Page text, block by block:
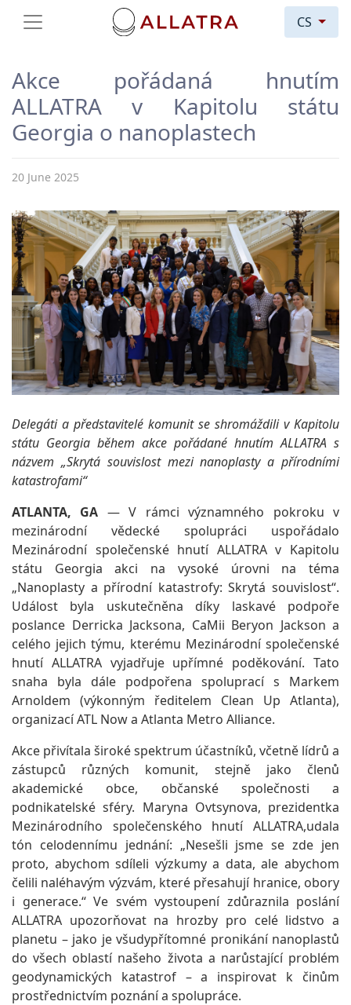
CS
Akce pořádaná hnutím
ALLATRA v Kapitolu státu
Georgia o nanoplastech
20 June 2025
Delegáti a představitelé komunit se shromáždili v Kapitolu
státu Georgia během akce pořádané hnutím ALLATRA s
názvem „Skrytá souvislost mezi nanoplasty a přírodními
katastrofami“
ATLANTA, GA — V rámci významného pokroku v
mezinárodní vědecké spolupráci uspořádalo
Mezinárodní společenské hnutí ALLATRA v Kapitolu
státu Georgia akci na vysoké úrovni na téma
„Nanoplasty a přírodní katastrofy: Skrytá souvislost“.
Událost byla uskutečněna díky laskavé podpoře
poslance Derricka Jacksona, CaMii Beryon Jackson a
celého jejich týmu, kterému Mezinárodní společenské
hnutí ALLATRA vyjadřuje upřímné poděkování. Tato
snaha byla dále podpořena spoluprací s Markem
Arnoldem (výkonným ředitelem Clean Up Atlanta),
organizací ATL Now a Atlanta Metro Alliance.
Akce přivítala široké spektrum účastníků, včetně lídrů a
zástupců různých komunit, stejně jako členů
akademické obce, občanské společnosti a
podnikatelské sféry. Maryna Ovtsynova, prezidentka
Mezinárodního společenského hnutí ALLATRA,udala
tón celodennímu jednání: „Nesešli jsme se zde jen
proto, abychom sdíleli výzkumy a data, ale abychom
čelili naléhavým výzvám, které přesahují hranice, obory
i generace.“ Ve svém vystoupení zdůraznila poslání
ALLATRA upozorňovat na hrozby pro celé lidstvo a
planetu – jako je všudypřítomné pronikání nanoplastů
do všech oblastí našeho života a narůstající problém
geodynamických katastrof – a inspirovat k činům
prostřednictvím poznání a spolupráce.